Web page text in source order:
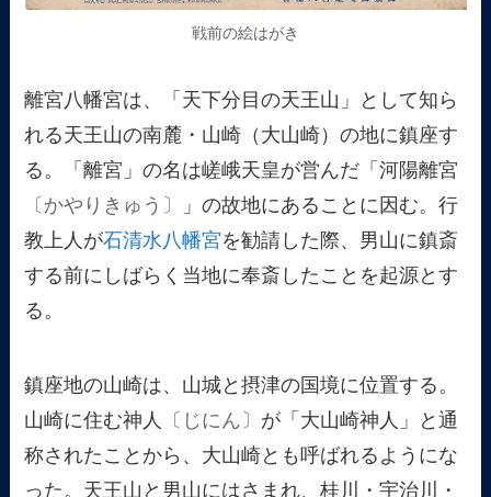
戦前の絵はがき
離宮八幡宮は、「天下分目の天王山」として知ら
れる天王山の南麓・山崎（大山崎）の地に鎮座す
る。「離宮」の名は嵯峨天皇が営んだ「河陽離宮
〔かやりきゅう〕
」の故地にあることに因む。行
教上人が石清水八幡宮を勧請した際、男山に鎮斎
する前にしばらく当地に奉斎したことを起源とす
る。
鎮座地の山崎は、山城と摂津の国境に位置する。
山崎に住む神人
〔じにん〕 が「大山崎神人」と通
称されたことから、大山崎とも呼ばれるようにな
った。天王山と男山にはさまれ、桂川・宇治川・